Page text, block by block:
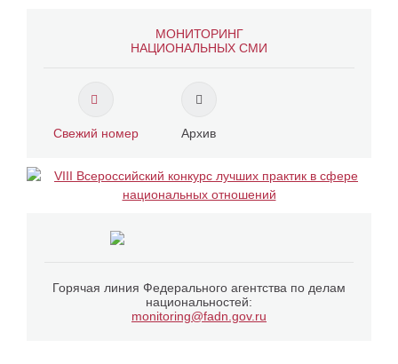
МОНИТОРИНГ
НАЦИОНАЛЬНЫХ СМИ
Свежий номер Архив
Горячая линия Федерального агентства по делам
национальностей:
monitoring@fadn.gov.ru